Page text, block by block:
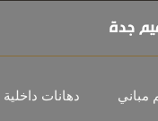
مباني دهانات داخلية